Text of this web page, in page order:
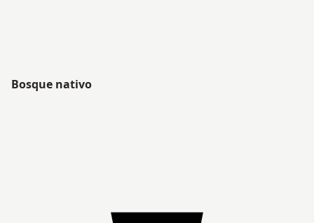
Bosque nativo